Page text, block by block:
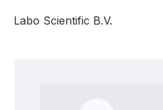
Labo Scientific B.V.